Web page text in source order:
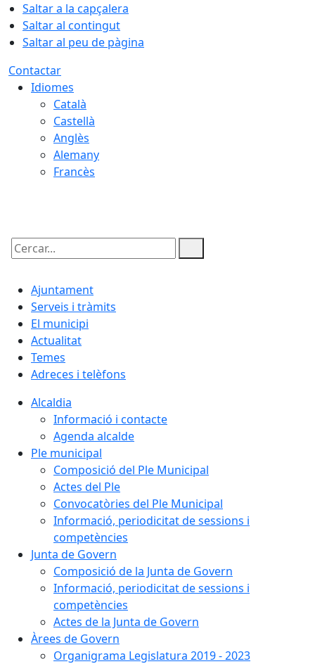
Saltar a la capçalera
Saltar al contingut
Saltar al peu de pàgina
Contactar
Idiomes
Català
Castellà
Anglès
Alemany
Francès
Cercar:
Ajuntament
Serveis i tràmits
El municipi
Actualitat
Temes
Adreces i telèfons
Alcaldia
Informació i contacte
Agenda alcalde
Ple municipal
Composició del Ple Municipal
Actes del Ple
Convocatòries del Ple Municipal
Informació, periodicitat de sessions i
competències
Junta de Govern
Composició de la Junta de Govern
Informació, periodicitat de sessions i
competències
Actes de la Junta de Govern
Àrees de Govern
Organigrama Legislatura 2019 - 2023